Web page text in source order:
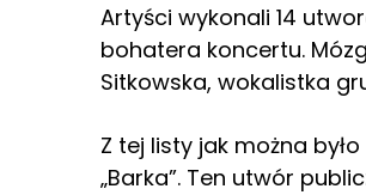
Artyści wykonali 14
bohatera koncertu.
Sitkowska, wokalistka
Z tej listy jak można
„Barka”. Ten utwór